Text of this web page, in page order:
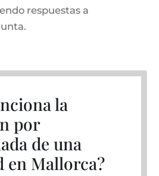
respuestas a
la
por
de una
en Mallorca?